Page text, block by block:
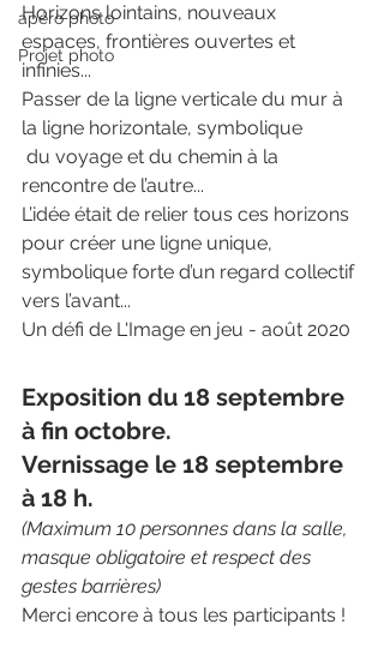
apéro photo
Projet photo
Horizons lointains, nouveaux
espaces, frontières ouvertes et
infinies...
Passer de la ligne verticale du mur à
la ligne horizontale, symbolique
rencontre de l’autre...
L’idée était de relier tous ces horizons
pour créer une ligne unique,
symbolique forte d’un regard collectif
vers l’avant...
Un défi de L'Image en jeu - août 2020
Exposition du 18 septembre
à fin octobre.
Vernissage le 18 septembre
à 18 h.
(Maximum 10 personnes dans la salle,
masque obligatoire et respect des
gestes barrières)
Merci encore à tous les participants !